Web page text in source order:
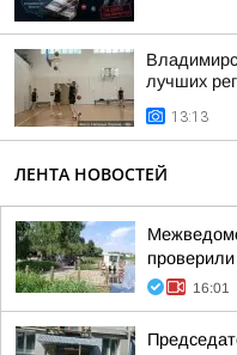
лучших
13:13
ЛЕНТА НОВОСТЕЙ
16:01